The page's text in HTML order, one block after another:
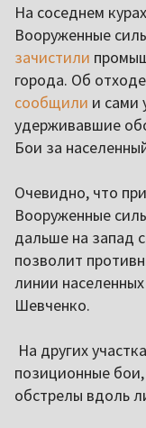
На соседнем
Вооруженные
зачистили
города. Об
сообщили и сами
удерживавшие
Бои за
Очевидно, что
Вооруженные
дальше на запад
позволит
линии
Шевченко.
На других
позиционные
обстрелы вдоль